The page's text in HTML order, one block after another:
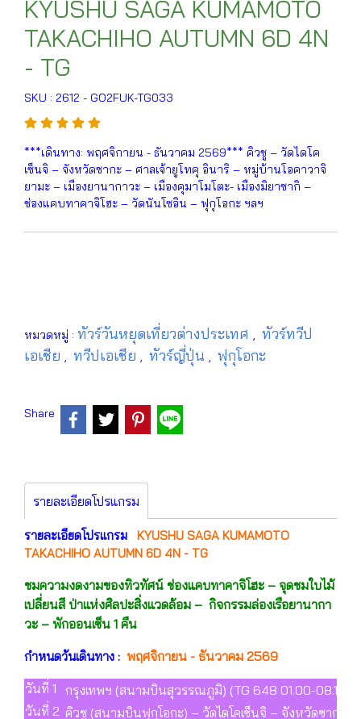
KYUSHU SAGA KUMAMOTO
TAKACHIHO AUTUMN 6D 4N
- TG
SKU : 2612 - GO2FUK-TG033
***เดินทาง: พฤศจิกายน - ธันวาคม 2569*** คิวชู – วัดไดโค
เซ็นจิ – จังหวัดซากะ – ศาลเจ้ายูโทคุ อินาริ – หมู่บ้านโอคาวาจิ
ยามะ – เมืองยานากาวะ – เมืองคุมาโมโตะ- เมืองมิยาซากิ –
ช่องแคบทาคาจิโฮะ – วัดนันโซอิน – ฟุกุโอกะ ฯลฯ
หมวดหมู่ : ทัวร์วันหยุดเที่ยวต่างประเทศ , ทัวร์ทวีป
เอเชีย , ทวีปเอเชีย , ทัวร์ญี่ปุ่น , ฟุกุโอกะ
Share
รายละเอียดโปรแกรม
รายละเอียดโปรแกรม
KYUSHU SAGA KUMAMOTO
TAKACHIHO AUTUMN 6D 4N - TG
ชมความงดงามของทิวทัศน์ ช่องแคบทาคาจิโฮะ – จุดชมใบไม้
เปลี่ยนสี ป่าแห่งศิลปะสิ่งแวดล้อม – กิจกรรมล่องเรือยานากา
วะ – พักออนเซ็น 1 คืน
กำหนดวันเดินทาง : พฤศจิกายน - ธันวาคม 2569
วันที่ 1 กรุงเทพฯ (สนามบินสุวรรณภูมิ) (TG 648 01.00-08.10)
วันที่ 2 คิวชู (สนามบินฟุกุโอกะ) – วัดไดโคเซ็นจิ – จังหวัดซากะ